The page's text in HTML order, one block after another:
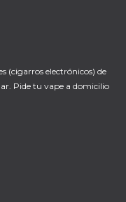
(cigarros electrónicos) de
Pide tu vape a domicilio